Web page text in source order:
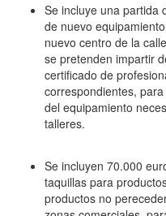
Se incluye una partida
de nuevo
nuevo centro de la
se pretenden impartir
certificado de
correspondientes,
del equipamiento
talleres.
Se incluyen 70.000
taquillas para
productos no